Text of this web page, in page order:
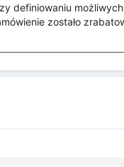
definiowaniu
zostało